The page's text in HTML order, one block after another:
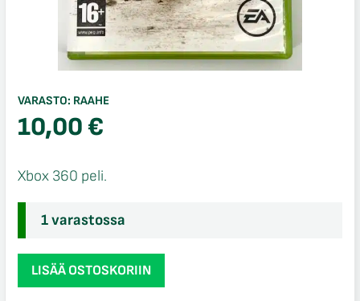
VARASTO: RAAHE
10,00€
Xbox 360 peli.
1 varastossa
Battlefield:
Bad
LISÄÄ OSTOSKORIIN